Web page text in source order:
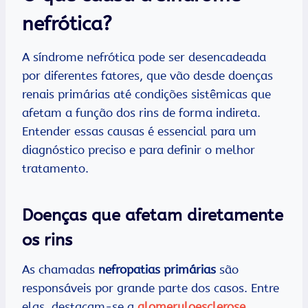
nefrótica?
A síndrome nefrótica pode ser desencadeada
por diferentes fatores, que vão desde doenças
renais primárias até condições sistêmicas que
afetam a função dos rins de forma indireta.
Entender essas causas é essencial para um
diagnóstico preciso e para definir o melhor
tratamento.
Doenças que afetam diretamente
os rins
As chamadas nefropatias primárias são
responsáveis por grande parte dos casos. Entre